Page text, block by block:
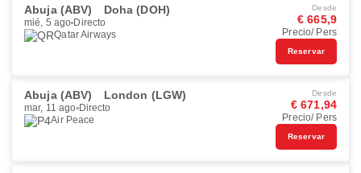
Abuja (ABV) Doha (DOH)
mié, 5 ago Directo
Qatar Airways
Desde
€ 665,9
Precio/ Pers
Reservar
Abuja (ABV) London (LGW)
mar, 11 ago Directo
Air Peace
Desde
€ 671,94
Precio/ Pers
Reservar